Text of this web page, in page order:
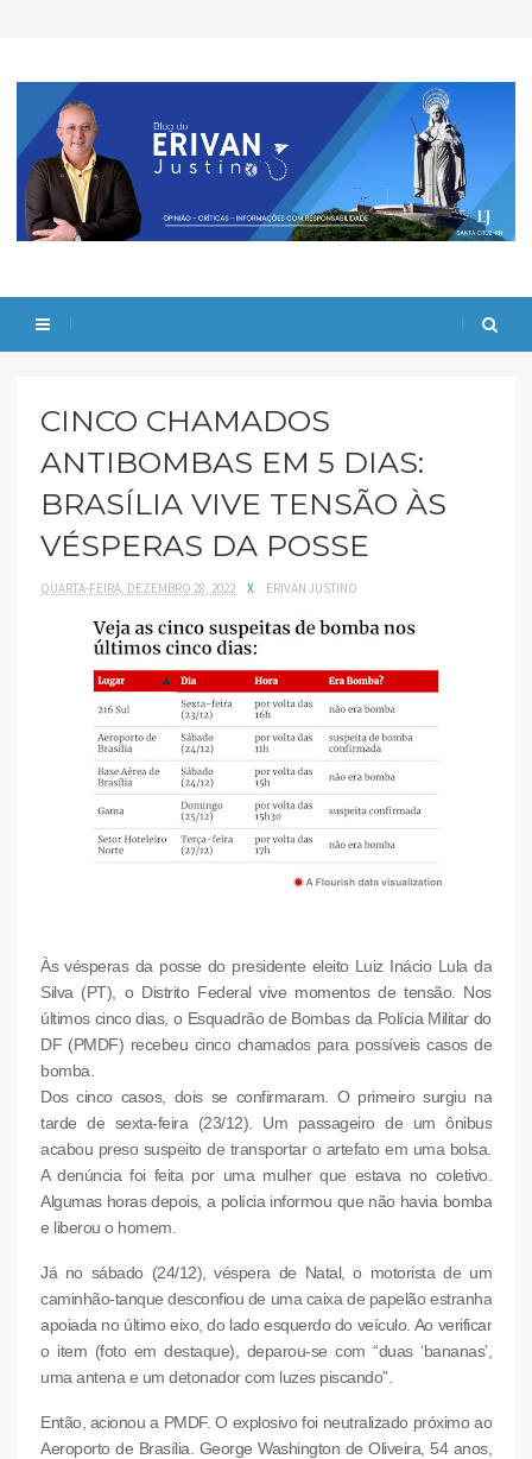
CINCO CHAMADOS
ANTIBOMBAS EM 5 DIAS:
BRASÍLIA VIVE TENSÃO ÀS
VÉSPERAS DA POSSE
QUARTA-FEIRA, DEZEMBRO 28, 2022 X ERIVAN JUSTINO
Às vésperas da posse do presidente eleito Luiz Inácio Lula da
Silva (PT), o Distrito Federal vive momentos de tensão. Nos
últimos cinco dias, o Esquadrão de Bombas da Polícia Militar do
DF (PMDF) recebeu cinco chamados para possíveis casos de
bomba.
Dos cinco casos, dois se confirmaram. O primeiro surgiu na
tarde de sexta-feira (23/12). Um passageiro de um ônibus
acabou preso suspeito de transportar o artefato em uma bolsa.
A denúncia foi feita por uma mulher que estava no coletivo.
Algumas horas depois, a polícia informou que não havia bomba
e liberou o homem.
Já no sábado (24/12), véspera de Natal, o motorista de um
caminhão-tanque desconfiou de uma caixa de papelão estranha
apoiada no último eixo, do lado esquerdo do veículo. Ao verificar
o item (foto em destaque), deparou-se com “duas ‘bananas’,
uma antena e um detonador com luzes piscando”.
Então, acionou a PMDF. O explosivo foi neutralizado próximo ao
Aeroporto de Brasília. George Washington de Oliveira, 54 anos,